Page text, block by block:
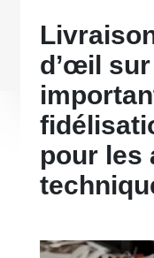
d’œil
pour les